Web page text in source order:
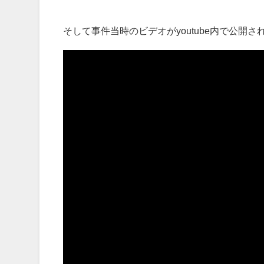
そして事件当時のビデオがyoutube内で公開さ